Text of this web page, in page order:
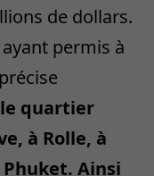
de dollars.
permis à
quartier
à Rolle, à
Ainsi